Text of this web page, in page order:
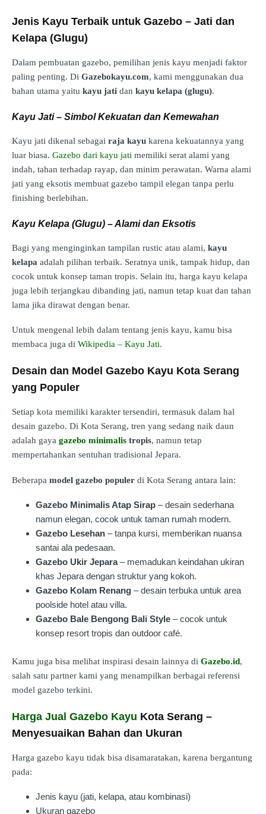
Jenis Kayu Terbaik untuk Gazebo – Jati dan
Kelapa (Glugu)
Dalam pembuatan gazebo, pemilihan jenis kayu menjadi faktor
paling penting. Di Gazebokayu.com, kami menggunakan dua
bahan utama yaitu kayu jati dan kayu kelapa (glugu).
Kayu Jati – Simbol Kekuatan dan Kemewahan
Kayu jati dikenal sebagai raja kayu karena kekuatannya yang
luar biasa. Gazebo dari kayu jati memiliki serat alami yang
indah, tahan terhadap rayap, dan minim perawatan. Warna alami
jati yang eksotis membuat gazebo tampil elegan tanpa perlu
finishing berlebihan.
Kayu Kelapa (Glugu) – Alami dan Eksotis
Bagi yang menginginkan tampilan rustic atau alami, kayu
kelapa adalah pilihan terbaik. Seratnya unik, tampak hidup, dan
cocok untuk konsep taman tropis. Selain itu, harga kayu kelapa
juga lebih terjangkau dibanding jati, namun tetap kuat dan tahan
lama jika dirawat dengan benar.
Untuk mengenal lebih dalam tentang jenis kayu, kamu bisa
membaca juga di Wikipedia – Kayu Jati.
Desain dan Model Gazebo Kayu Kota Serang
yang Populer
Setiap kota memiliki karakter tersendiri, termasuk dalam hal
desain gazebo. Di Kota Serang, tren yang sedang naik daun
adalah gaya gazebo minimalis tropis, namun tetap
mempertahankan sentuhan tradisional Jepara.
Beberapa model gazebo populer di Kota Serang antara lain:
Gazebo Minimalis Atap Sirap – desain sederhana
namun elegan, cocok untuk taman rumah modern.
Gazebo Lesehan – tanpa kursi, memberikan nuansa
santai ala pedesaan.
Gazebo Ukir Jepara– memadukan keindahan ukiran
khas Jepara dengan struktur yang kokoh.
Gazebo Kolam Renang – desain terbuka untuk area
poolside hotel atau villa.
Gazebo Bale Bengong Bali Style – cocok untuk
konsep resort tropis dan outdoor café.
Kamu juga bisa melihat inspirasi desain lainnya di Gazebo.id,
salah satu partner kami yang menampilkan berbagai referensi
model gazebo terkini.
Harga Jual Gazebo Kayu Kota Serang –
Menyesuaikan Bahan dan Ukuran
Harga gazebo kayu tidak bisa disamaratakan, karena bergantung
pada:
Jenis kayu (jati, kelapa, atau kombinasi)
Ukuran gazebo